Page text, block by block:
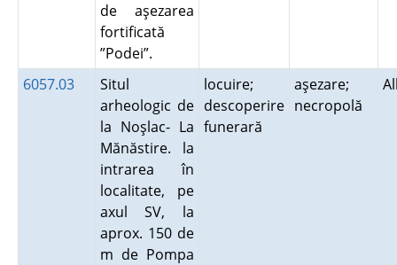
de aşezarea
fortificată
”Podei”.
6057.03
Situl
arheologic de
la Noşlac- La
Mănăstire. la
intrarea în
localitate, pe
axul SV, la
aprox. 150 de
m de Pompa
locuire;
descoperire
funerară
aşezare;
necropolă